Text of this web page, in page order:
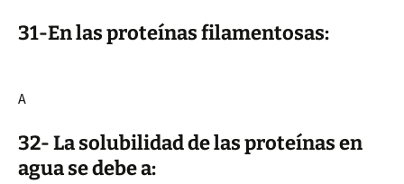
31-En las proteínas filamentosas:
A
32- La solubilidad de las proteínas en
agua se debe a: